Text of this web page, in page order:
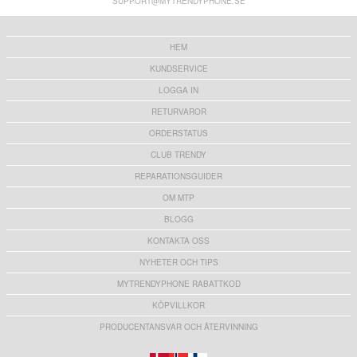
HEM
KUNDSERVICE
LOGGA IN
RETURVAROR
ORDERSTATUS
CLUB TRENDY
REPARATIONSGUIDER
OM MTP
BLOGG
KONTAKTA OSS
NYHETER OCH TIPS
MYTRENDYPHONE RABATTKOD
KÖPVILLKOR
PRODUCENTANSVAR OCH ÅTERVINNING